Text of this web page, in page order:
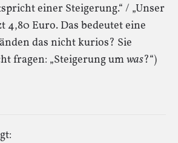
einer Steigerung.“ / „Unser
4,80 Euro. Das bedeutet eine
das nicht kurios? Sie
fragen: „Steigerung umwas?“)